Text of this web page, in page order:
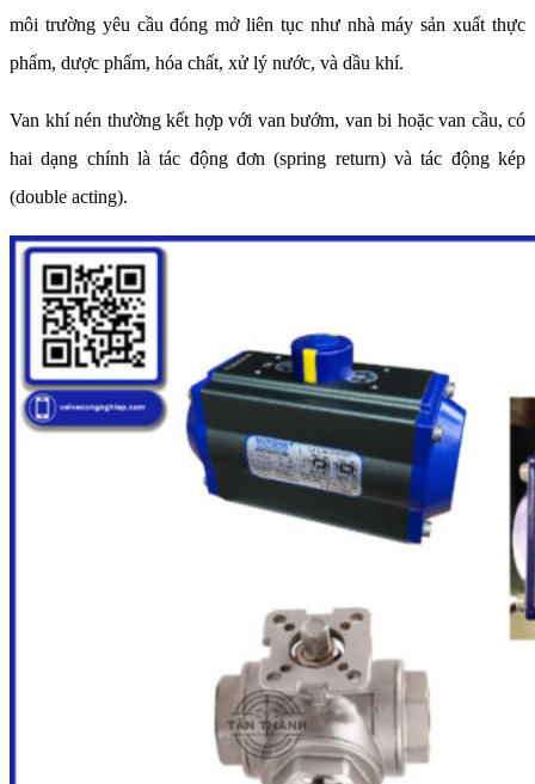
môi trường yêu cầu đóng mở liên tục như nhà máy sản xuất thực
phẩm, dược phẩm, hóa chất, xử lý nước, và dầu khí.
Van khí nén thường kết hợp với van bướm, van bi hoặc van cầu, có
hai dạng chính là tác động đơn (spring return) và tác động kép
(double acting).